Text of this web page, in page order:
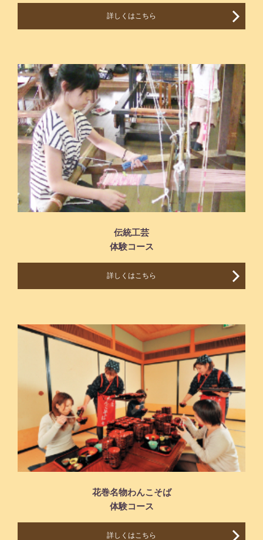
詳しくはこちら
伝統工芸
体験コース
詳しくはこちら
花巻名物わんこそば
体験コース
詳しくはこちら